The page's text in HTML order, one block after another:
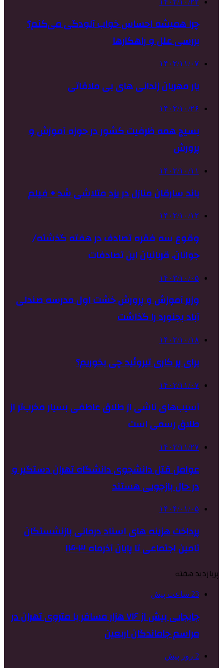
چرا همیشه احساس خواب آلودگی می‌کنم؟
بررسی علل و راهکارها
۱۴۰۲/۱۱/۰۷
یار مهربان زندانی های بی ملاقاتی
۱۴۰۲/۱۰/۲۶
بسیج همه ظرفیت کشور در حوزه آموزش و
پرورش
۱۴۰۲/۱۰/۱۱
باند سارقان منازل در یزد متلاشی شد + فیلم
۱۴۰۲/۱۰/۱۲
وقوع سه فقره تصادف در هفته گذشته/
جوانان، قربانیان این تصادفات
۱۴۰۳/۱۰/۰۵
وزیر آموزش و پرورش خشت اول مدرسه صندلی
آباد بجنورد را گذاشت
۱۴۰۲/۱۰/۱۸
برای پر کاری تیروئید چی بخوریم؟
۱۴۰۲/۱۱/۰۷
آسیب‌های ناشی از طلاق عاطفی بسیار مخرب‌تر از
طلاق رسمی است
۱۴۰۲/۱۱/۲۷
عوامل قتل دانشجوی دانشگاه تهران دستگیر و
در حال بازجویی هستند
۱۴۰۴/۰۱/۰۵
پرداخت هزینه های اسناد درمانی بازنشستگان
تامین اجتماعی تا پایان آذرماه ۱۴۰۳
پربازدید هفته
23 ساعت پیش
جابجایی بیش از ۷۱۶ هزار مسافر با متروی تهران در
مراسم جاماندگان اربعین
2 روز پیش